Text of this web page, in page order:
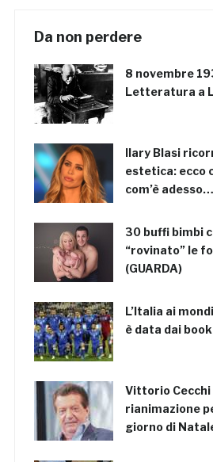
Da non perdere
8 novembre
Letteratura a
Ilary Blasi
estetica: ecco
com’è adesso…
30 buffi bimbi
“rovinato” le
(GUARDA)
L’Italia ai
è data dai
Vittorio Cecchi
rianimazione
giorno di